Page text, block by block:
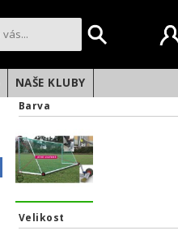
NAŠE KLUBY
Barva
Velikost